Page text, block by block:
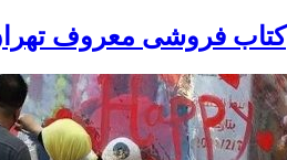
کتاب فروشی معروف